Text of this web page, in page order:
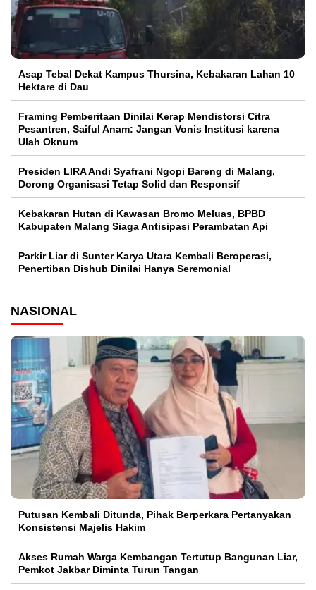
Asap Tebal Dekat Kampus Thursina, Kebakaran Lahan 10
Hektare di Dau
Framing Pemberitaan Dinilai Kerap Mendistorsi Citra
Pesantren, Saiful Anam: Jangan Vonis Institusi karena
Ulah Oknum
Presiden LIRA Andi Syafrani Ngopi Bareng di Malang,
Dorong Organisasi Tetap Solid dan Responsif
Kebakaran Hutan di Kawasan Bromo Meluas, BPBD
Kabupaten Malang Siaga Antisipasi Perambatan Api
Parkir Liar di Sunter Karya Utara Kembali Beroperasi,
Penertiban Dishub Dinilai Hanya Seremonial
NASIONAL
Putusan Kembali Ditunda, Pihak Berperkara Pertanyakan
Konsistensi Majelis Hakim
Akses Rumah Warga Kembangan Tertutup Bangunan Liar,
Pemkot Jakbar Diminta Turun Tangan